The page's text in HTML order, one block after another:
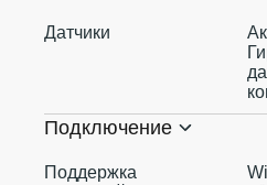
Датчики
Подключение
Поддержка